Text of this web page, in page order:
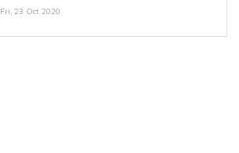
Fri, 23 Oct 2020